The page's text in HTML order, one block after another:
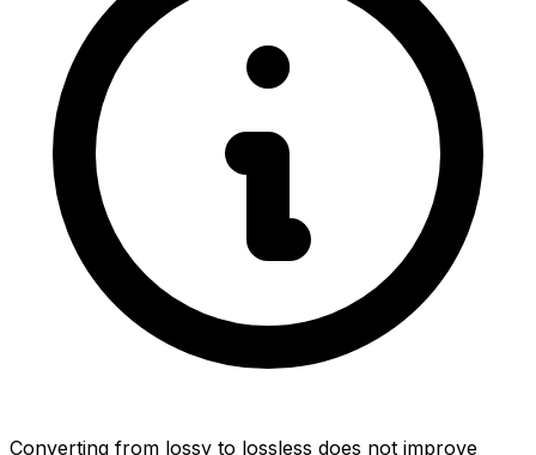
Converting from lossy to lossless does not improve